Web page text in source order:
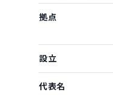
フレックスタ
勤務間インタ
医療機関対応
様式9の書類出
拠点
設立
代表名